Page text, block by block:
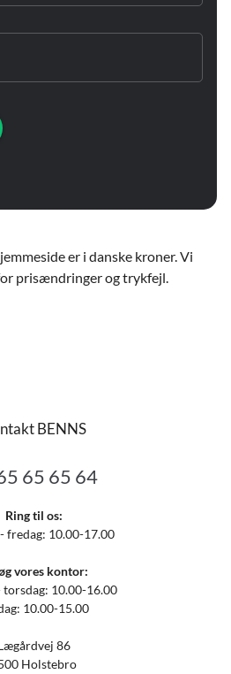
er i danske kroner. Vi
prisændringer og trykfejl.
BENNS
65 65 64
Ring til os:
fredag: 10.00-17.00
vores kontor:
torsdag: 10.00-16.00
10.00-15.00
86
Holstebro